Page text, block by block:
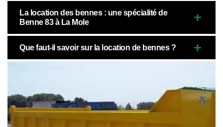
La location des bennes : une spécialité de
Benne 83 à La Mole
Que faut-il savoir sur la location de bennes ?